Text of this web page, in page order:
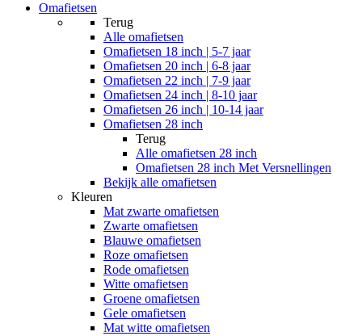
Omafietsen
Terug
Alle omafietsen
Omafietsen 18 inch | 5-7 jaar
Omafietsen 20 inch | 6-8 jaar
Omafietsen 22 inch | 7-9 jaar
Omafietsen 24 inch | 8-10 jaar
Omafietsen 26 inch | 10-14 jaar
Omafietsen 28 inch
Terug
Alle omafietsen 28 inch
Omafietsen 28 inch Met Versnellingen
Bekijk alle omafietsen
Kleuren
Mat zwarte omafietsen
Zwarte omafietsen
Blauwe omafietsen
Roze omafietsen
Rode omafietsen
Witte omafietsen
Groene omafietsen
Gele omafietsen
Mat witte omafietsen